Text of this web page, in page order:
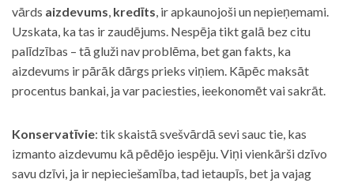
vārds aizdevums, kredīts, ir apkaunojoši un nepieņemami.
Uzskata, ka tas ir zaudējums. Nespēja tikt galā bez citu
palīdzības – tā gluži nav problēma, bet gan fakts, ka
aizdevums ir pārāk dārgs prieks viņiem. Kāpēc maksāt
procentus bankai, ja var paciesties, ieekonomēt vai sakrāt.
Konservatīvie: tik skaistā svešvārdā sevi sauc tie, kas
izmanto aizdevumu kā pēdējo iespēju. Viņi vienkārši dzīvo
savu dzīvi, ja ir nepieciešamība, tad ietaupīs, bet ja vajag